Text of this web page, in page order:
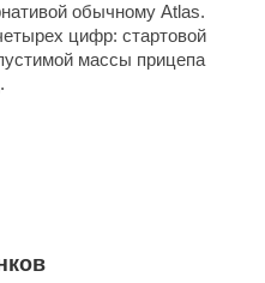
обычному Atlas.
цифр: стартовой
массы прицепа